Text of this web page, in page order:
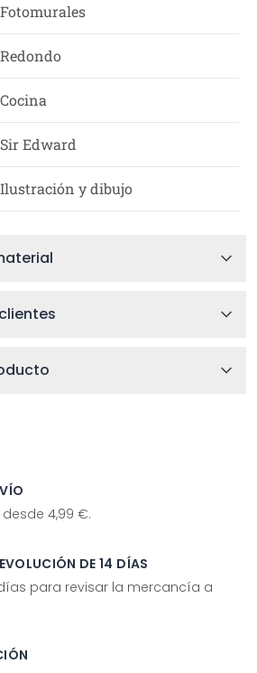
Fotomurales
Redondo
Cocina
Sir Edward
Ilustración y dibujo
4,99 €.
DE 14 DÍAS
para revisar la mercancía a